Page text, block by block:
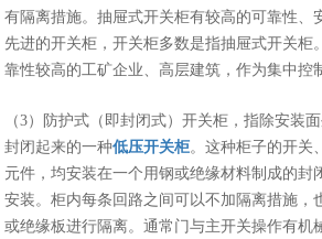
有隔离措施。抽屉式开关柜有较高的可靠性、
先进的开关柜，开关柜多数是指抽屉式开关柜
靠性较高的工矿企业、高层建筑，作为集中控
（3）防护式（即封闭式）开关柜，指除安装
封闭起来的一种低压开关柜。这种柜子的开关
元件，均安装在一个用钢或绝缘材料制成的封
安装。柜内每条回路之间可以不加隔离措施，
或绝缘板进行隔离。通常门与主开关操作有机